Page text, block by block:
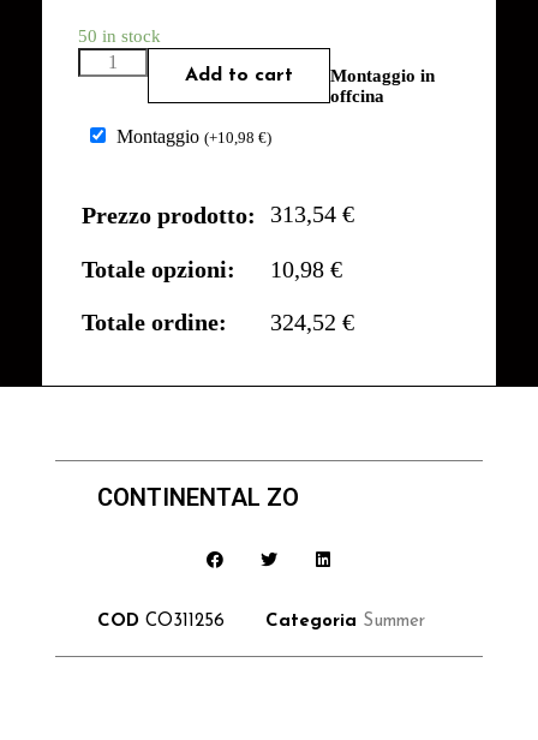
50 in stock
Add to cart
Montaggio in
offcina
Montaggio (+10,98 €)
Prezzo prodotto: 313,54 €
Totale opzioni:
10,98 €
Totale ordine:
324,52 €
CONTINENTAL ZO
COD CO311256 Categoria Summer